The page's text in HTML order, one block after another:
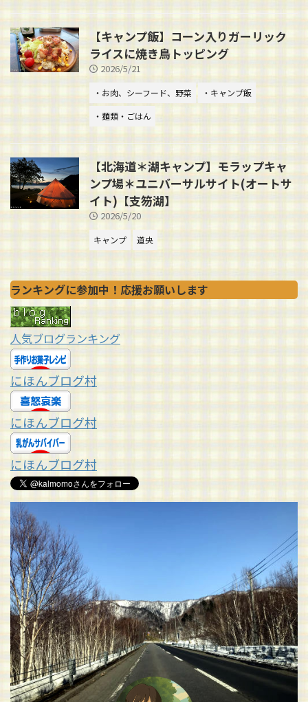
【キャンプ飯】コーン入りガーリック
ライスに焼き鳥トッピング
2026/5/21
・お肉、シーフード、野菜
・キャンプ飯
・麺類・ごはん
【北海道＊湖キャンプ】モラップキャ
ンプ場＊ユニバーサルサイト(オートサ
イト)【支笏湖】
2026/5/20
キャンプ 道央
ランキングに参加中！応援お願いします
人気ブログランキング
にほんブログ村
にほんブログ村
にほんブログ村